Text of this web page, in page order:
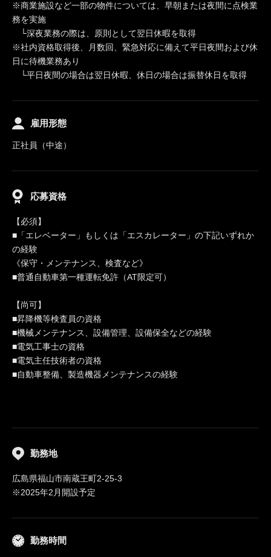
※商業施設など一部の物件については、早朝または夜間に点検業
務を実施
└深夜業務の際は、原則として翌日休暇を取得
※社内資格取得後、月数回、緊急対応に備えて平日夜間および休
日に待機業務あり
└平日夜間の場合は翌日休暇、休日の場合は振替休日を取得
雇用形態
正社員（中途）
応募資格
【必須】
■「エレベーター」もしくは「エスカレーター」の下記いずれか
の経験
《保守・メンテナンス、検査など》
■普通自動車第一種運転免許（AT限定可）
【尚可】
■昇降機等検査員の資格
■機械メンテナンス、設備管理、設備保全などの経験
■電気工事士の資格
■電気主任技術者の資格
■自動車整備、製造機器メンテナンスの経験
勤務地
広島県福山市南蔵王町2-25-3
※2025年2月開設予定
勤務時間